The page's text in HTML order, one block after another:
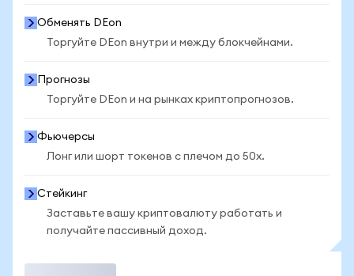
Обменять DEon
Торгуйте DEon внутри и между блокчейнами.
Прогнозы
Торгуйте DEon и на рынках криптопрогнозов.
Фьючерсы
Лонг или шорт токенов с плечом до 50x.
Стейкинг
Заставьте вашу криптовалюту работать и
получайте пассивный доход.